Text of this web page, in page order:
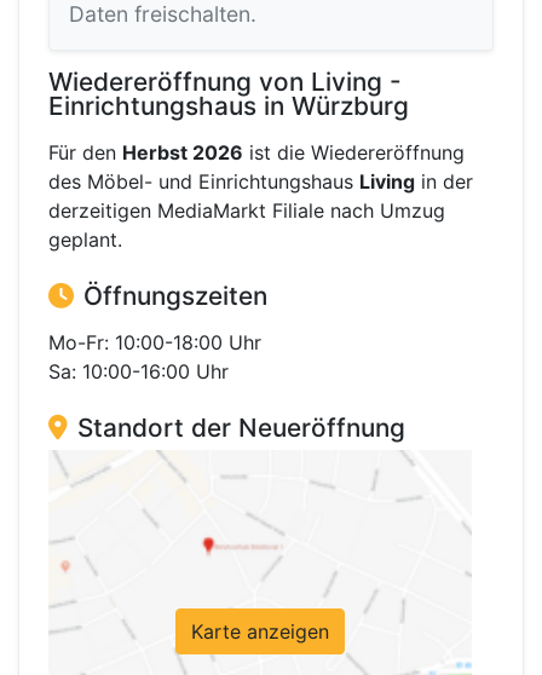
Daten freischalten.
Wiedereröffnung von Living -
Einrichtungshaus in Würzburg
Für den Herbst 2026 ist die Wiedereröffnung
des Möbel- und Einrichtungshaus Living in der
derzeitigen MediaMarkt Filiale nach Umzug
geplant.
Öffnungszeiten
Mo-Fr: 10:00-18:00 Uhr
Sa: 10:00-16:00 Uhr
Standort der Neueröffnung
Karte anzeigen